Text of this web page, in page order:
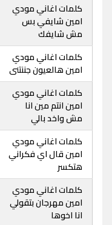
كلمات اغاني مودي
امين شايفي بس
مش شايفك
كلمات اغاني مودي
امين هالعيون جننتنى
كلمات اغاني مودي
امين انتم مين انا
مش واخد بالي
كلمات اغاني مودي
امين قال اي فكراني
هتكسر
كلمات اغاني مودي
امين مهرجان بتقولي
انا اخوها